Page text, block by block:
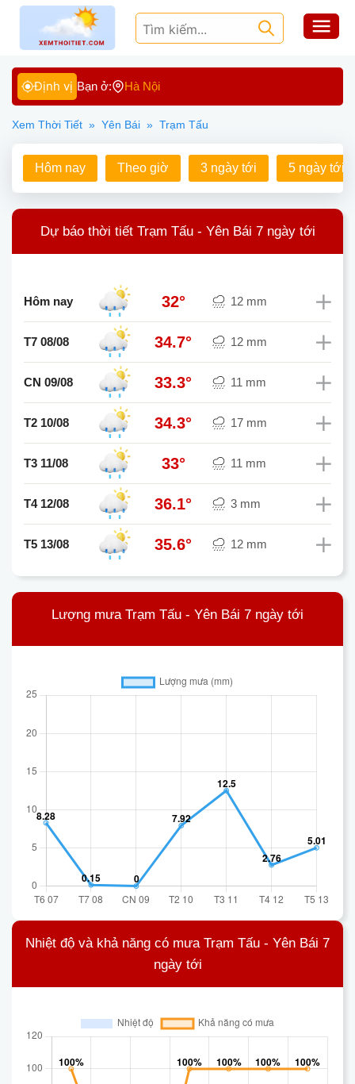
Định vị Bạn ở: Hà Nội
Xem Thời Tiết » Yên Bái » Trạm Tấu
Hôm nay Theo giờ 3 ngày tới 5 ngày tới
Dự báo thời tiết Trạm Tấu - Yên Bái 7 ngày tới
Hôm nay 32° 12 mm
T7 08/08 34.7° 12 mm
CN 09/08 33.3° 11 mm
T2 10/08 34.3° 17 mm
T3 11/08 33° 11 mm
T4 12/08 36.1° 3 mm
T5 13/08 35.6° 12 mm
Lượng mưa Trạm Tấu - Yên Bái 7 ngày tới
Nhiệt độ và khả năng có mưa Trạm Tấu - Yên Bái 7
ngày tới